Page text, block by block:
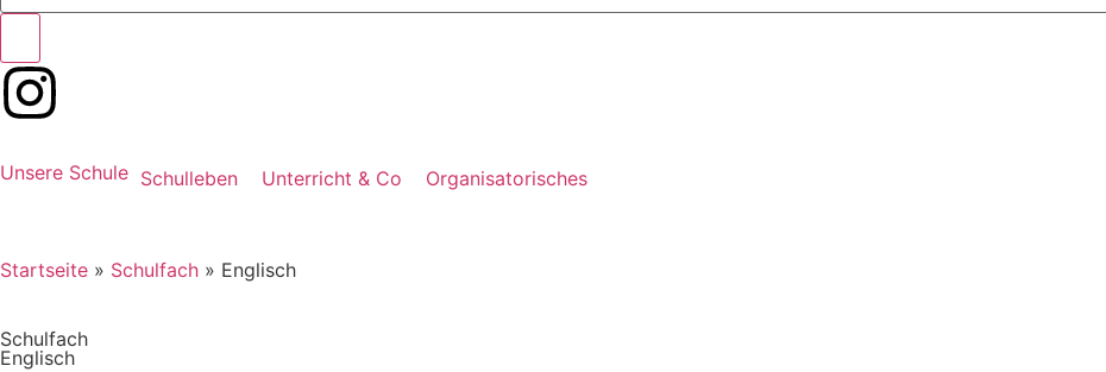
Unsere Schule Schulleben Unterricht & Co Organisatorisches
Startseite » Schulfach » Englisch
Schulfach
Englisch